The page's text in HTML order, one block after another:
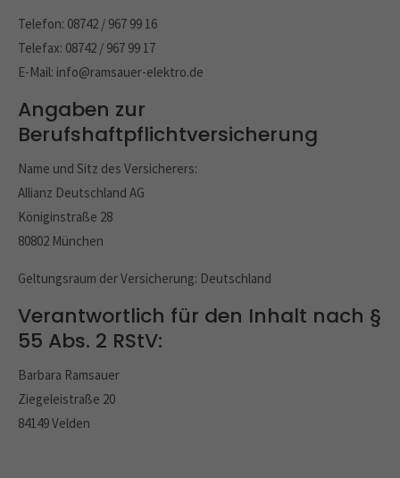
Telefon: 08742 / 967 99 16
Telefax: 08742 / 967 99 17
E-Mail: info@ramsauer-elektro.de
Angaben zur
Berufshaftpflichtversicherung
Name und Sitz des Versicherers:
Allianz Deutschland AG
Königinstraße 28
80802 München
Geltungsraum der Versicherung: Deutschland
Verantwortlich für den Inhalt nach §
55 Abs. 2 RStV:
Barbara Ramsauer
Ziegeleistraße 20
84149 Velden